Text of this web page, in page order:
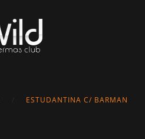
ESTUDANTINA C/ BARMAN